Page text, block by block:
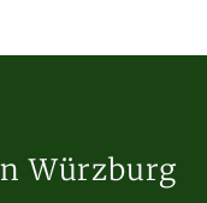
Würzburg